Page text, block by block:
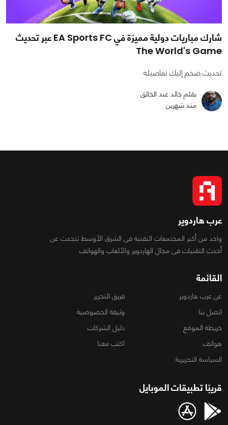
شارك مباريات دولية مميزة في EA Sports FC عبر تحديث
The World's Game
تحديث ضخم إليك تفاصيله
بقلم خالد عبد الخالق
منذ شهرين
عرب هاردوير
واحد من أكبر المجتمعات التقنية فى الشرق الأوسط تتحدث عن
أحدث التقنيات فى مجال الهاردوير والألعاب والهواتف
القائمة
عن عرب هاردوير
فريق التحرير
اتصل بنا
وثيقة الخصوصية
خريطة الموقع
دليل الشركات
هواتف
اكتب معنا
السياسة التحريرية
قريبًا تطبيقات الموبايل